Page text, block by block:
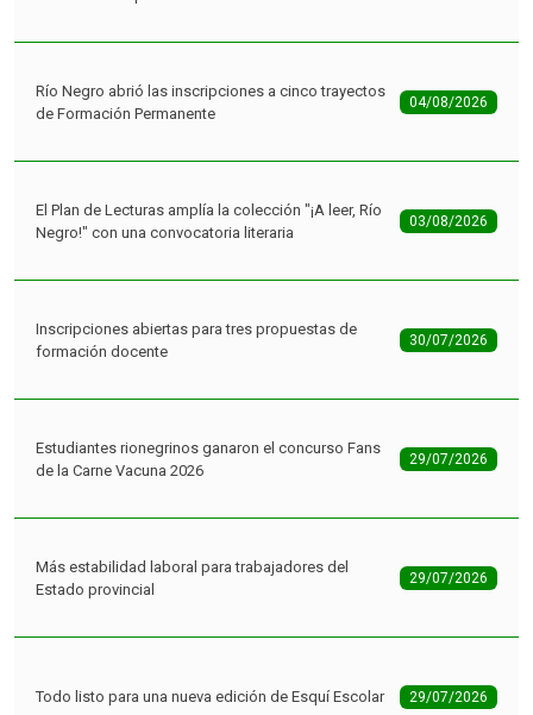
Río Negro abrió las inscripciones a cinco trayectos
de Formación Permanente
04/08/2026
El Plan de Lecturas amplía la colección "¡A leer, Río
Negro!" con una convocatoria literaria
03/08/2026
Inscripciones abiertas para tres propuestas de
formación docente
30/07/2026
Estudiantes rionegrinos ganaron el concurso Fans
de la Carne Vacuna 2026
29/07/2026
Más estabilidad laboral para trabajadores del
Estado provincial
29/07/2026
Todo listo para una nueva edición de Esquí Escolar 29/07/2026